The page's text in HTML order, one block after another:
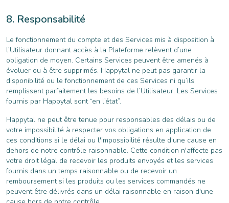
Responsabilité
Le fonctionnement du compte et des Services mis à disposition à
l’Utilisateur donnant accès à la Plateforme relèvent d’une
obligation de moyen. Certains Services peuvent être amenés à
évoluer ou à être supprimés. Happytal ne peut pas garantir la
disponibilité ou le fonctionnement de ces Services ni qu’ils
remplissent parfaitement les besoins de l’Utilisateur. Les Services
fournis par Happytal sont “en l’état”.
Happytal ne peut être tenue pour responsables des délais ou de
votre impossibilité à respecter vos obligations en application de
ces conditions si le délai ou l'impossibilité résulte d'une cause en
dehors de notre contrôle raisonnable. Cette condition n'affecte pas
votre droit légal de recevoir les produits envoyés et les services
fournis dans un temps raisonnable ou de recevoir un
remboursement si les produits ou les services commandés ne
peuvent être délivrés dans un délai raisonnable en raison d'une